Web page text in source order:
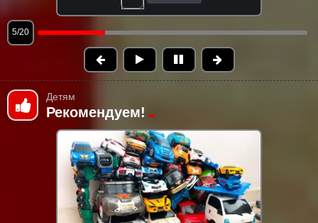
6/20
Детям
Рекомендуем!